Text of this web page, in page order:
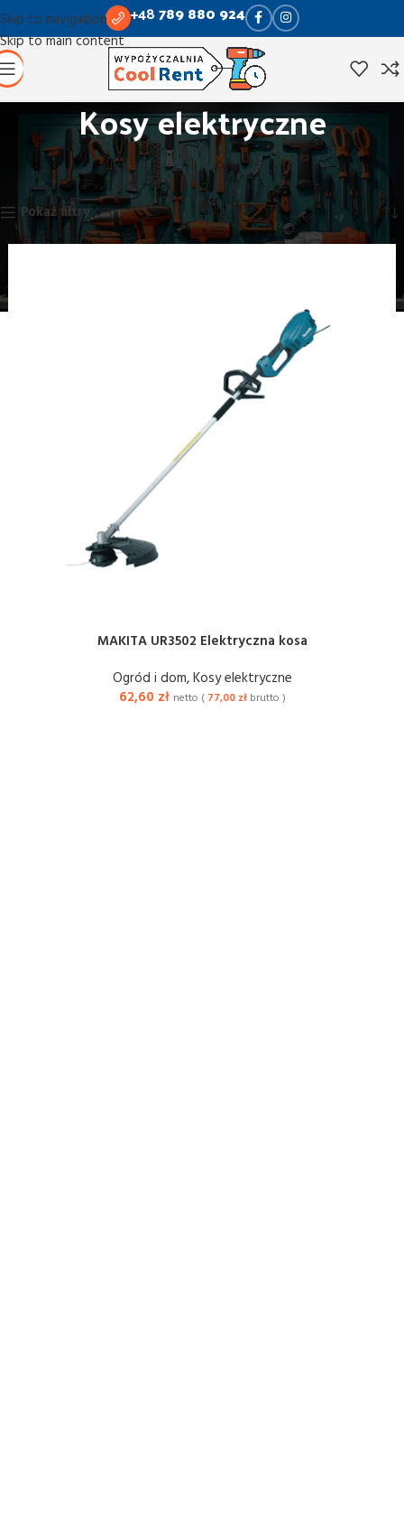
Skip to navigation
Skip to main content
+48789 880 924
Kosy elektryczne
Strona główna Ogród i dom Kosy elektryczne
Wyświetlanie jednego wyniku
Pokaż filtry
MAKITA UR3502 Elektryczna kosa
Ogród i dom,Kosy elektryczne
62,60 zł netto ( 77,00 złbrutto )